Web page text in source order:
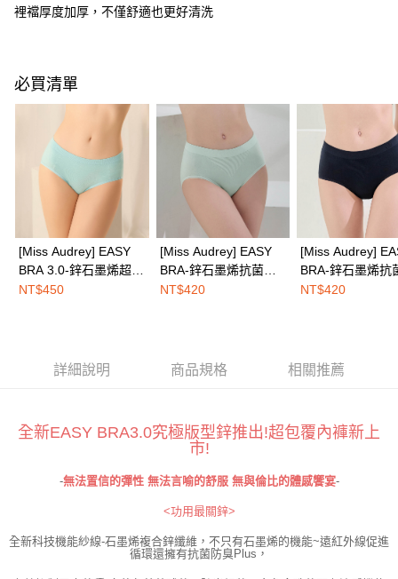
１．於結帳方式選擇「AFTEE先享後付」後，將跳轉至「AFTEE先享後付」
※ 請注意：結帳手續完成當下不需立刻繳費，但若您需要取消訂單，請聯絡
購買商品的店家。未經商家同意取消之訂單仍視為有效，需透過AFTEE先享
後付繳納相關費用。
※ 交易是否成功請以「AFTEE先享後付 」之結帳頁面顯示為準，若有關於
是否繳費成功／繳費後需取消欲退款等相關疑問，請聯繫「AFTEE先享後付
客戶支援中心」
https://netprotections.freshdesk.com/support/home
【注意事項】
１．透過由恩沛科技股份有限公司提供之「AFTEE先享後付」服務完成之交
易，需依本服務之必要範圍內提供個人資料，並將交易相關給付款項請求債
權轉讓予恩沛科技股份有限公司。
２．關於個人資料處理事宜，請瀏覽以下網址：
https://aftee.tw/terms/#terms3
３．未成年的使用者請事先徵得法定代理人或監護人之同意方可使用
請求用戶進行身份認證。
付款後全家取貨
7-11取付
每筆NT$100，滿NT$1,500(含以上)免運費
付款後7-11取貨
每筆NT$100，滿NT$1,500(含以上)免運費
每筆NT$100，滿NT$1,500(含以上)免運費
EASY SHOP門市速取
免運費
裡襠厚度加厚，不僅舒適也更好清洗
必買清單
[Miss Audrey] EASY
BRA 3.0-鋅石墨烯超包
覆無縫中腰三角內褲-
NT$450
[Miss Audrey] EASY
BRA-鋅石墨烯抗菌無
縫超彈力三角內褲-粉
NT$420
[Miss Audrey]
BRA-鋅石墨烯抗
縫超彈力三角內
NT$420
詳細說明 商品規格 相關推薦
全新EASY BRA3.0究極版型鋅推出!超包覆內褲新上
市!
-無法置信的彈性 無法言喻的舒服 無與倫比的體感饗宴-
<功用最關鋅>
全新科技機能紗線-石墨烯複合鋅纖維，不只有石墨烯的機能~遠紅外線促進
循環還擁有抗菌防臭Plus，